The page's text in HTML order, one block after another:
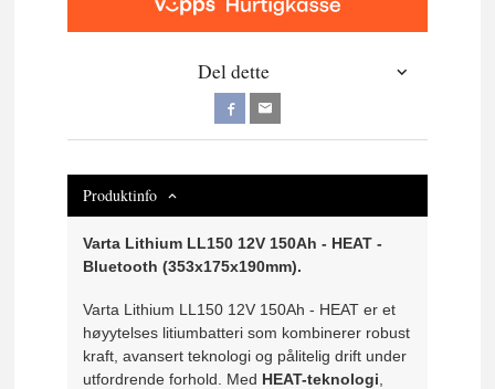
Del dette
Produktinfo
Varta Lithium LL150 12V 150Ah - HEAT -
Bluetooth (353x175x190mm).
Varta Lithium LL150 12V 150Ah - HEAT er et
høyytelses litiumbatteri som kombinerer robust
kraft, avansert teknologi og pålitelig drift under
utfordrende forhold. Med HEAT-teknologi